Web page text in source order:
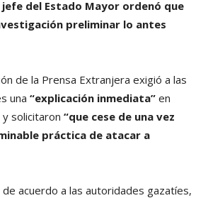
jefe del Estado Mayor ordenó que
preliminar lo antes
de la Prensa Extranjera exigió a las
una “explicación inmediata” en
solicitaron “que cese de una vez
práctica de atacar a
acuerdo a las autoridades gazatíes,